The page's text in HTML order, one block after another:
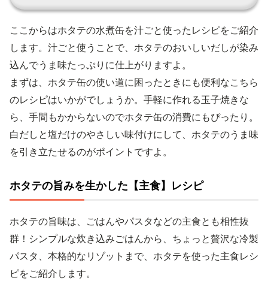
ここからはホタテの水煮缶を汁ごと使ったレシピをご紹介
します。汁ごと使うことで、ホタテのおいしいだしが染み
込んでうま味たっぷりに仕上がりますよ。
まずは、ホタテ缶の使い道に困ったときにも便利なこちら
のレシピはいかがでしょうか。手軽に作れる玉子焼きな
ら、手間もかからないのでホタテ缶の消費にもぴったり。
白だしと塩だけのやさしい味付けにして、ホタテのうま味
を引き立たせるのがポイントですよ。
ホタテの旨みを生かした【主食】レシピ
ホタテの旨味は、ごはんやパスタなどの主食とも相性抜
群！シンプルな炊き込みごはんから、ちょっと贅沢な冷製
パスタ、本格的なリゾットまで、ホタテを使った主食レシ
ピをご紹介します。